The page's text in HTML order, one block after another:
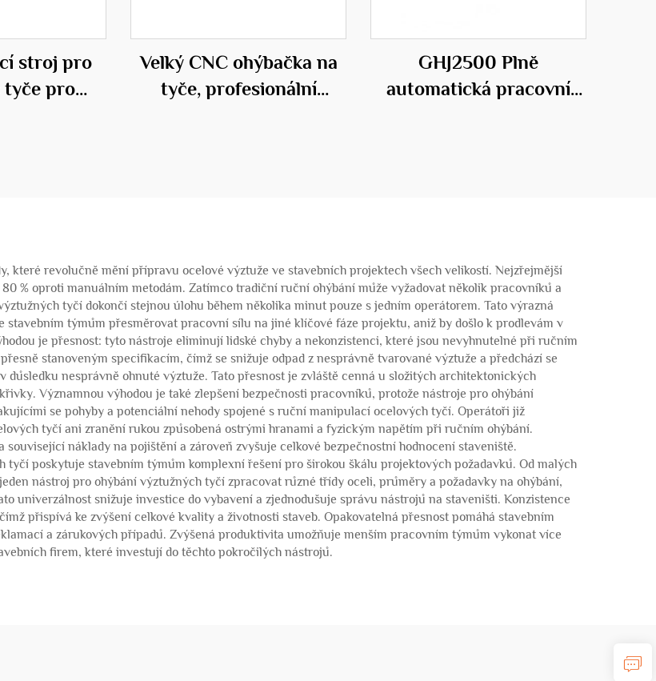
stroj pro
pro
Velký CNC ohýbačka na
tyče, profesionální
GHJ2500 Plně
automatická pracovní
které revolučně mění přípravu ocelové výztuže ve stavebních projektech všech velikostí. Nejzřejmější
% oproti manuálním metodám. Zatímco tradiční ruční ohýbání může vyžadovat několik pracovníků a
tyčí dokončí stejnou úlohu během několika minut pouze s jedním operátorem. Tato výrazná
týmům přesměrovat pracovní sílu na jiné klíčové fáze projektu, aniž by došlo k prodlevám v
je přesnost: tyto nástroje eliminují lidské chyby a nekonzistenci, které jsou nevyhnutelné při ručním
stanoveným specifikacím, čímž se snižuje odpad z nesprávně tvarované výztuže a předchází se
nesprávně ohnuté výztuže. Tato přesnost je zvláště cenná u složitých architektonických
Významnou výhodou je také zlepšení bezpečnosti pracovníků, protože nástroje pro ohýbání
se pohyby a potenciální nehody spojené s ruční manipulací ocelových tyčí. Operátoři již
tyčí ani zranění rukou způsobená ostrými hranami a fyzickým napětím při ručním ohýbání.
náklady na pojištění a zároveň zvyšuje celkové bezpečnostní hodnocení staveniště.
poskytuje stavebním týmům komplexní řešení pro širokou škálu projektových požadavků. Od malých
nástroj pro ohýbání výztužných tyčí zpracovat různé třídy oceli, průměry a požadavky na ohýbání,
univerzálnost snižuje investice do vybavení a zjednodušuje správu nástrojů na staveništi. Konzistence
přispívá ke zvýšení celkové kvality a životnosti staveb. Opakovatelná přesnost pomáhá stavebním
a zárukových případů. Zvýšená produktivita umožňuje menším pracovním týmům vykonat více
firem, které investují do těchto pokročilých nástrojů.